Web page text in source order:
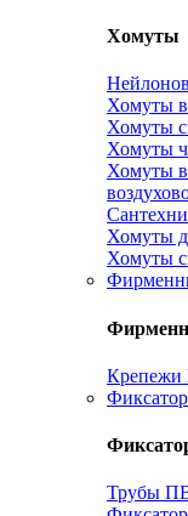
Хомуты
Хомуты
Хомуты
Хомуты
Хомуты
Хомуты
Хомуты
Крепежи
Трубы